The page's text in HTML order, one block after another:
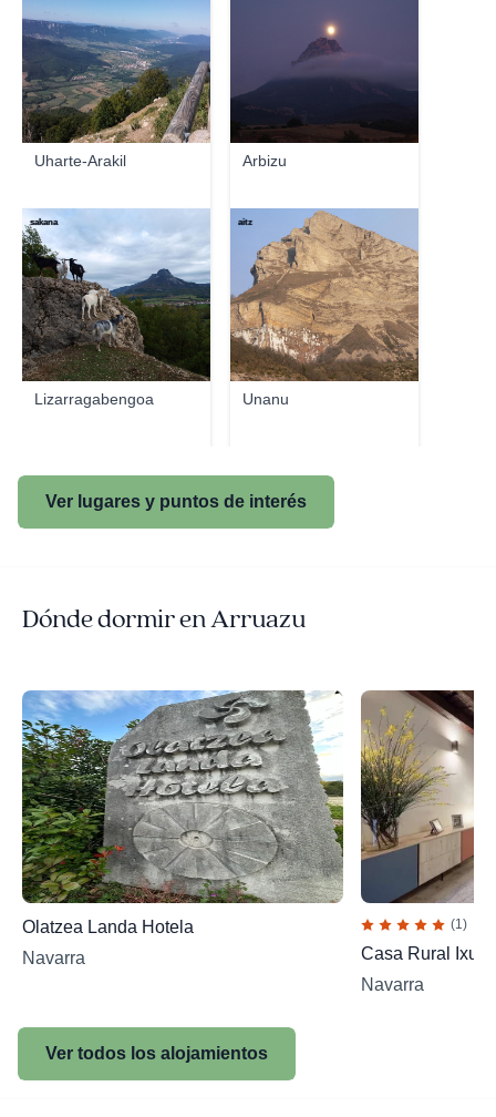
Uharte-Arakil Arbizu
Lizarragabengoa
sakana
Unanu
aitz
Ver lugares y puntos de interés
Dónde dormir en Arruazu
Olatzea Landa Hotela
Navarra
(1)
Casa Rural
Navarra
Ver todos los alojamientos